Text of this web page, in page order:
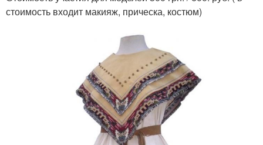
стоимость входит макияж, прическа, костюм)